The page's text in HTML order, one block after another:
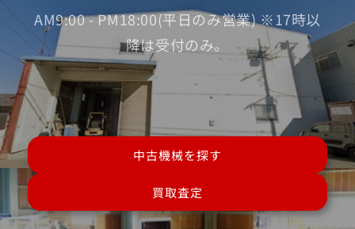
AM9:00 - PM18:00(平日のみ営業) ※17時以
降は受付のみ。
中古機械を探す
買取査定